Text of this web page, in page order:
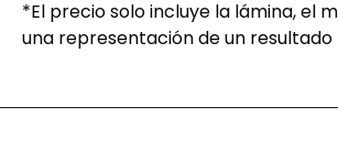
*El precio solo incluye la lámina, el
una representación de un resultado